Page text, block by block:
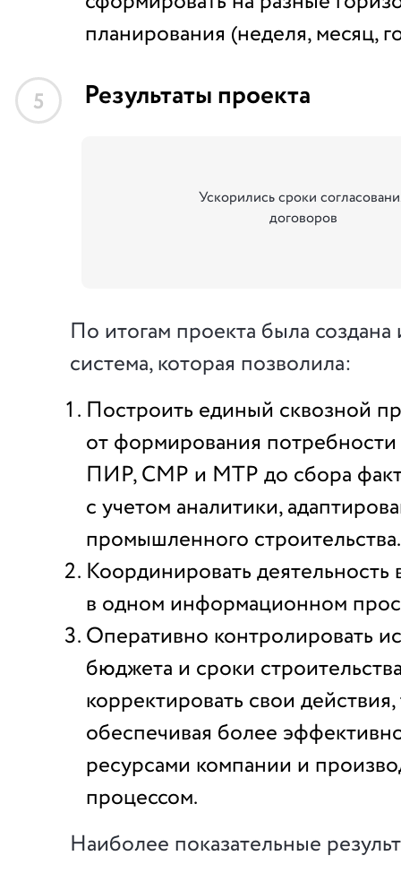
планирования (неделя, месяц,
5 Результаты проекта
Ускорились сроки
договоров
По итогам проекта была
система, которая позволила:
Построить единый сквозной
от формирования
ПИР, СМР и МТР до сбора
с учетом аналитики,
промышленного строительства.
Координировать деятельность
в одном информационном
Оперативно контролировать
бюджета и сроки
корректировать свои
обеспечивая более
ресурсами компании и
процессом.
Наиболее показательные